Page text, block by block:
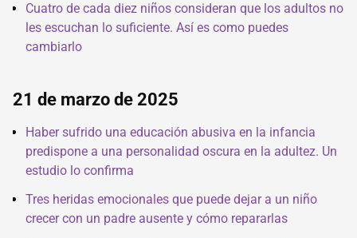
Cuatro de cada diez niños consideran que los adultos no
les escuchan lo suficiente. Así es como puedes
cambiarlo
21 de marzo de 2025
Haber sufrido una educación abusiva en la infancia
predispone a una personalidad oscura en la adultez. Un
estudio lo confirma
Tres heridas emocionales que puede dejar a un niño
crecer con un padre ausente y cómo repararlas